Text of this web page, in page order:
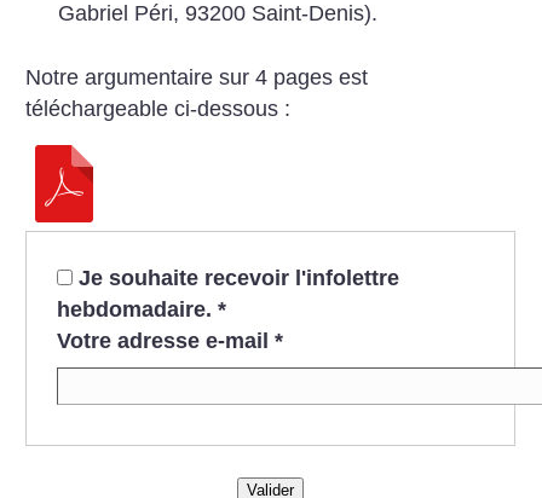
Gabriel Péri, 93200 Saint-Denis).
Notre argumentaire sur 4 pages est
téléchargeable ci-dessous :
Je souhaite recevoir l'infolettre
hebdomadaire. *
Votre adresse e-mail *
Valider